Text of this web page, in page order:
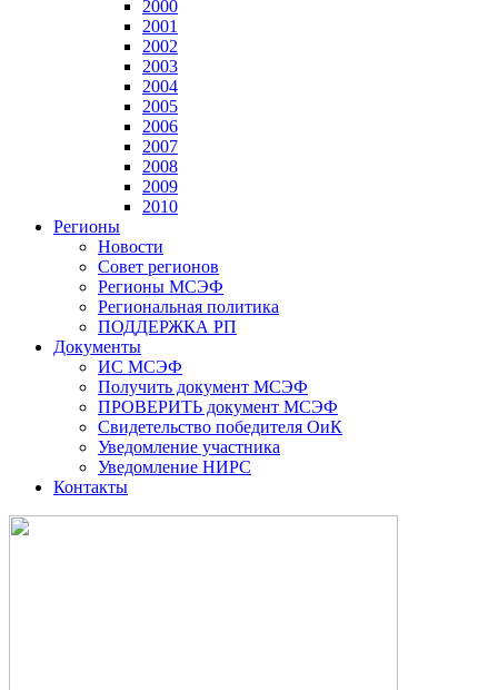
2000
2001
2002
2003
2004
2005
2006
2007
2008
2009
2010
Регионы
Новости
Совет регионов
Регионы МСЭФ
Региональная политика
ПОДДЕРЖКА РП
Документы
ИС МСЭФ
Получить документ МСЭФ
ПРОВЕРИТЬ документ МСЭФ
Свидетельство победителя ОиК
Уведомление участника
Уведомление НИРС
Контакты